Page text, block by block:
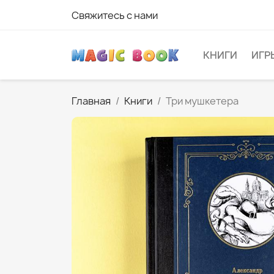
Свяжитесь с нами
КНИГИ
Главная Книги Три мушкетера